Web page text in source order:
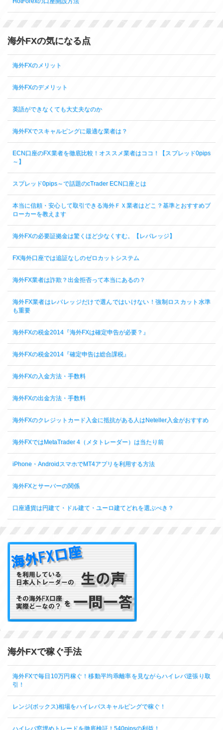
海外FXの気になる点
海外FXのメリット
海外FXのデメリット
英語ができなくても大丈夫なのか
海外FXでスキャルピングに最適な業者は？
ECN口座のFX業者を徹底比較！オススメ業者はココ！【スプレッド0pips
～】
スプレッド0pips～で話題のcTrader ECN口座とは
本当に信頼・安心して取引できる海外ＦＸ業者はどこ？基準とおすすめブ
ローカーを教えます
海外FXの必要証拠金は驚くほど少なくすむ。【レバレッジ】
FX海外口座では追証なしのゼロカットシステム
海外FX業者は詐欺？出金拒否って本当にあるの？
海外FX業者はレバレッジだけで選んではいけない！強制ロスカット水準
も重要
海外FXの税金2014『海外FXは確定申告が必要？』
海外FXの税金2014『確定申告は総合課税』
海外FXの入金方法・手数料
海外FXの出金方法・手数料
海外FXのクレジットカード入金に抵抗がある人はNeteller入金がおすすめ
海外FXではMetaTrader 4（メタトレーダー）は当たり前
iPhone・AndroidスマホでMT4アプリを利用する方法
海外FXとサーバーの関係
口座通貨は円建て・ドル建て・ユーロ建てどれを選ぶべき？
海外FXで稼ぐ手法
海外FXで毎日10万円稼ぐ！移動平均乖離率を見ながらハイレバ逆張り取
引！
レンジ(ボックス)相場をハイレバスキャルピングで稼ぐ！
ハイレバ窓埋めトレードを徹底検証！540pipsの利益！